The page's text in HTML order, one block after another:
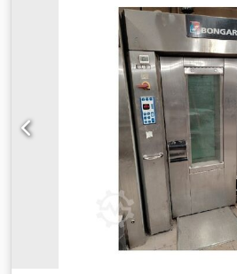
Spanning: Driefasig